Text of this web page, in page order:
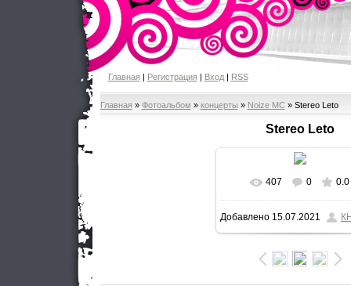
Главная| Регистрация| Вход| RSS
Главная » Фотоальбом » концерты » Noize MC» Stereo Leto
Stereo Leto
407 0 0.0
Добавлено 15.07.2021